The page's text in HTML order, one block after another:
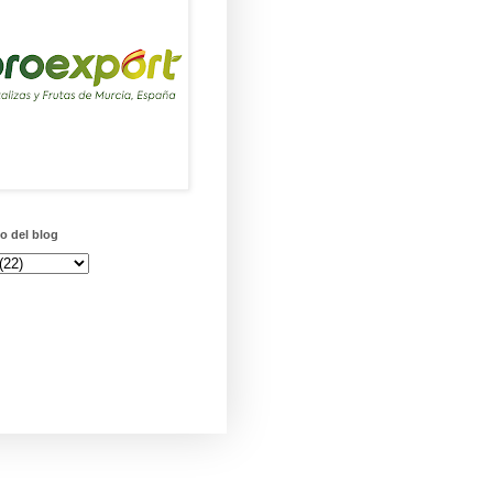
del blog